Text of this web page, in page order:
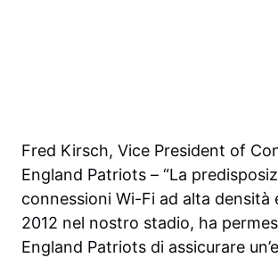
Fred Kirsch, Vice President of
England Patriots – “La
connessioni Wi-Fi ad alta
2012 nel nostro stadio, ha
England Patriots di assicurare